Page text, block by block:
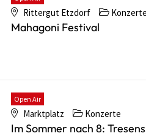
Rittergut Etzdorf
Mahagoni Festival
Marktplatz Konzerte
Open Air
Im Sommer nach 8: